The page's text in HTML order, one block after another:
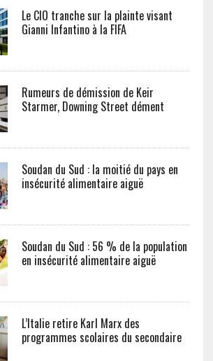
Le CIO tranche sur la plainte visant
Gianni Infantino à la FIFA
Rumeurs de démission de Keir
Starmer, Downing Street dément
Soudan du Sud : la moitié du pays en
insécurité alimentaire aiguë
Soudan du Sud : 56 % de la population
en insécurité alimentaire aiguë
L’Italie retire Karl Marx des
programmes scolaires du secondaire